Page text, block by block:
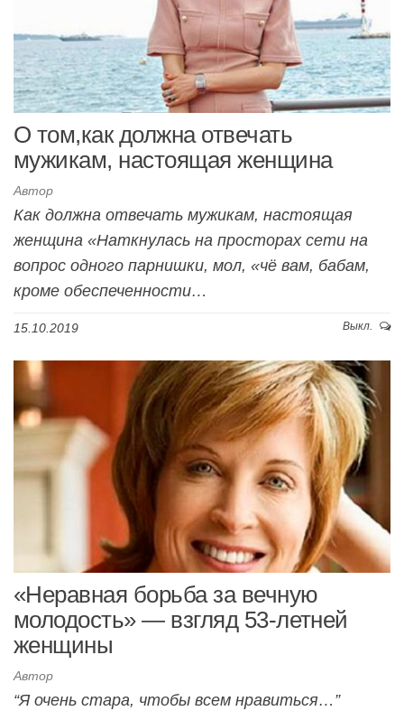
О том,как должна отвечать
мужикам, настоящая женщина
Автор
Как должна отвечать мужикам, настоящая
женщина «Наткнулась на просторах сети на
вопрос одного парнишки, мол, «чё вам, бабам,
кроме обеспеченности…
15.10.2019 Выкл.
«Неравная борьба за вечную
молодость» — взгляд 53-летней
женщины
Автор
“Я очень стара, чтобы всем нравиться…”